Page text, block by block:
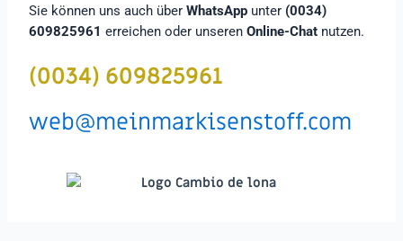
Sie können uns auch überWhatsApp unter (0034)
609825961 erreichen oder unserenOnline-Chat nutzen.
(0034) 609825961
web@meinmarkisenstoff.com